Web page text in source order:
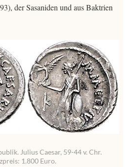
der Sasaniden und aus Baktrien
Julius Caesar, 59-44 v. Chr.
1.800 Euro.